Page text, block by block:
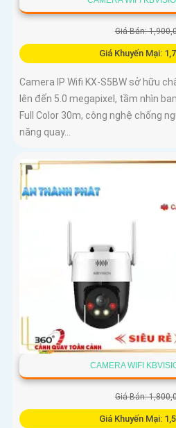
Giá Bán:
Giá Khuyến Mại:
Camera IP Wifi KX-S5BW sở hữu
lên đến 5.0 megapixel, tầm nhìn
Full Color 30m, công nghệ chống
năng quay...
CAMERA WIFI
Giá Bán:
Giá Khuyến Mại: